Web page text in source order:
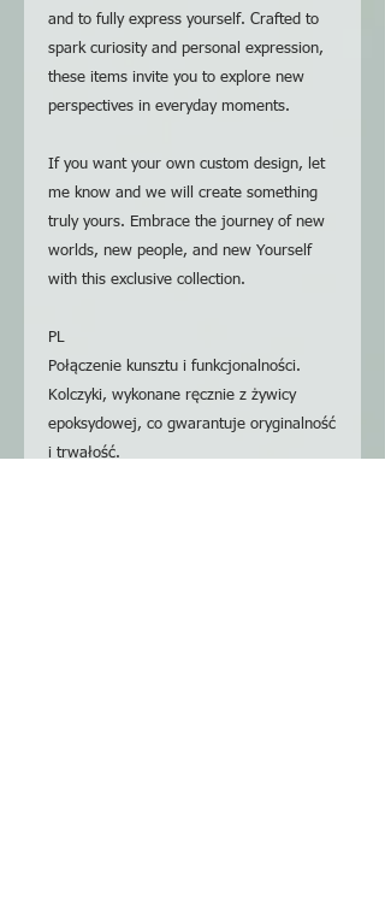
and to fully express yourself. Crafted to
spark curiosity and personal expression,
these items invite you to explore new
perspectives in everyday moments.
If you want your own custom design, let
me know and we will create something
truly yours. Embrace the journey of new
worlds, new people, and new Yourself
with this exclusive collection.
PL
Połączenie kunsztu i funkcjonalności.
Kolczyki, wykonane ręcznie z żywicy
epoksydowej, co gwarantuje oryginalność
i trwałość.